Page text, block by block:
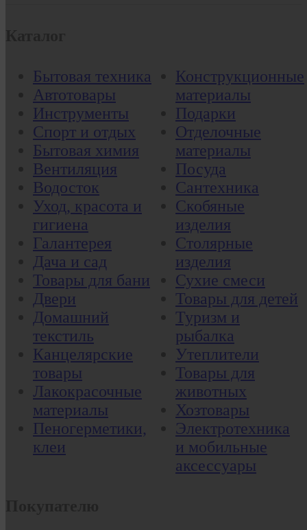
Бытовая техника
Автотовары
Инструменты
Спорт и отдых
Бытовая химия
Вентиляция
Водосток
Уход, красота и
гигиена
Галантерея
Дача и сад
Товары для бани
Двери
Домашний
текстиль
Канцелярские
товары
Лакокрасочные
материалы
Пеногерметики,
клеи
Конструкционные
материалы
Подарки
Отделочные
материалы
Посуда
Сантехника
Скобяные
изделия
Столярные
изделия
Сухие смеси
Товары для детей
Туризм и
рыбалка
Утеплители
Товары для
животных
Хозтовары
Электротехника
и мобильные
аксессуары